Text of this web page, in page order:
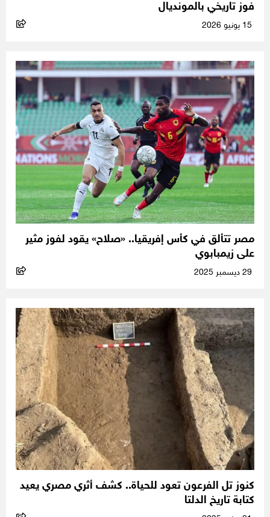
فوز تاريخي بالمونديال
مصر تتألق في كأس إفريقيا.. «صلاح» يقود لفوز مثير
على زيمبابوي
كنوز تل الفرعون تعود للحياة.. كشف أثري مصري يعيد
كتابة تاريخ الدلتا